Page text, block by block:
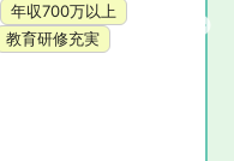
年収700万以上
教育研修充実